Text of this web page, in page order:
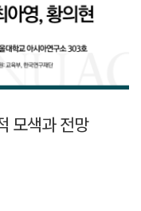
모색과 전망